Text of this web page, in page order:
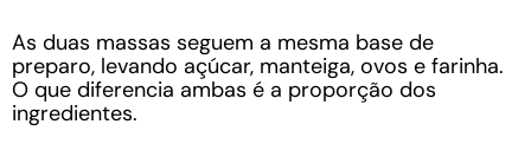
As duas massas seguem a mesma base de
preparo, levando açúcar, manteiga, ovos e farinha.
O que diferencia ambas é a proporção dos
ingredientes.